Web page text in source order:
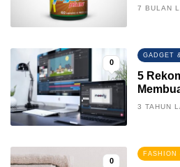
Terbaik
7 BULAN
0
GADGET
5
Keren
3 TAHUN
0
FASHION